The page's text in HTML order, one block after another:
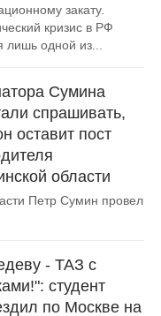
закату.
кризис в РФ
лишь одной из...
Сумина
спрашивать,
оставит пост
области
Петр Сумин провел
- ТАЗ с
студент
по Москве на